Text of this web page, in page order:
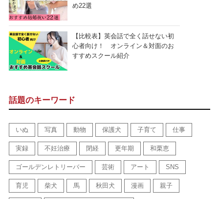
め22選
【比較表】英会話で全く話せない初
心者向け！ オンライン＆対面のお
すすめスクール紹介
話題のキーワード
いぬ 写真 動物 保護犬 子育て 仕事
実録 不妊治療 閉経 更年期 和栗恵
ゴールデンレトリーバー 芸術 アート SNS
育児 柴犬 馬 秋田犬 漫画 親子